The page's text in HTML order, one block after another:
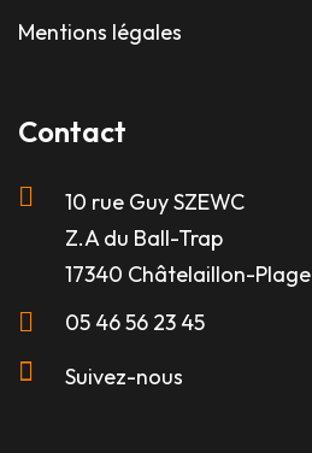
Mentions légales
Contact
10 rue Guy SZEWC
Z.A du Ball-Trap
17340 Châtelaillon-Plage
05 46 56 23 45
Suivez-nous